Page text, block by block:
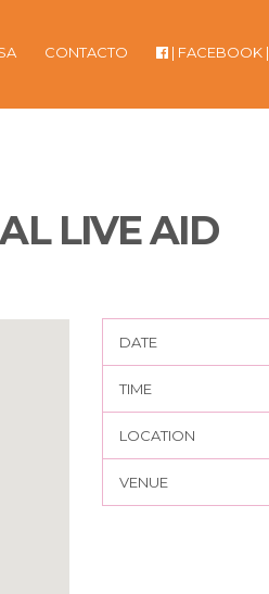
CONTACTO | FACEBOOK |
LIVE AID
DATE
TIME
LOCATION
VENUE